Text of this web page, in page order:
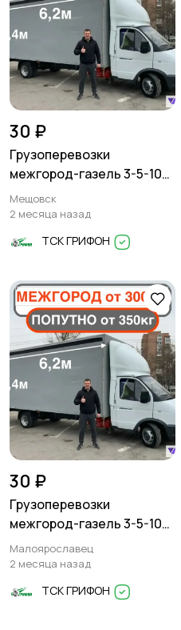
30 ₽
Грузоперевозки
межгород-газель 3-5-10
тонн
Мещовск
2 месяца назад
ТСК ГРИФОН
30 ₽
Грузоперевозки
межгород-газель 3-5-10
тонн
Малоярославец
2 месяца назад
ТСК ГРИФОН